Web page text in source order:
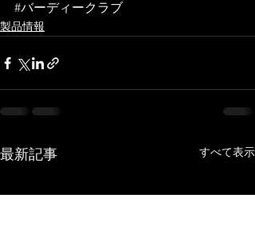
#バーディークラブ
製品情報
最新記事 すべて表示